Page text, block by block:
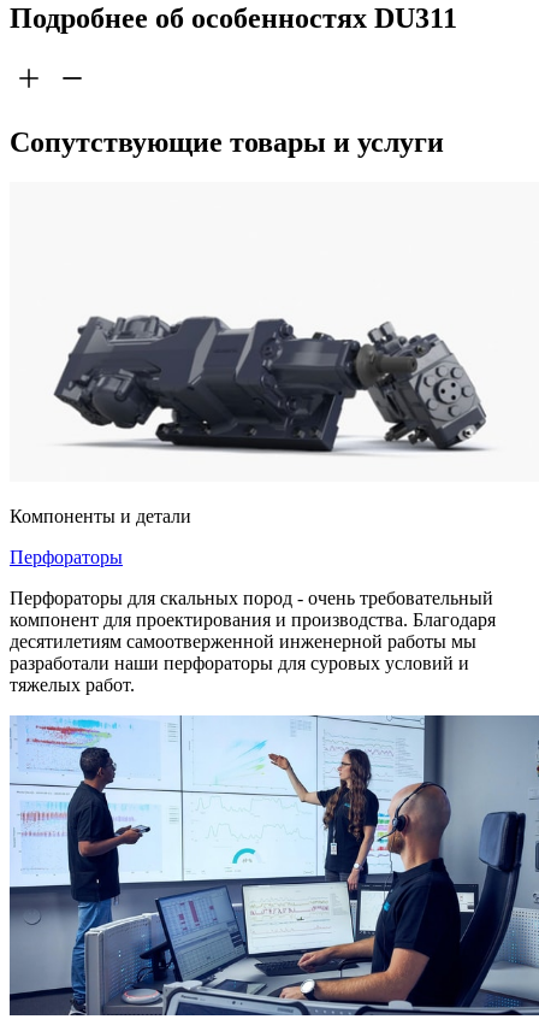
Подробнее об особенностях DU311
Сопутствующие товары и услуги
Компоненты и детали
Перфораторы
Перфораторы для скальных пород - очень требовательный
компонент для проектирования и производства. Благодаря
десятилетиям самоотверженной инженерной работы мы
разработали наши перфораторы для суровых условий и
тяжелых работ.